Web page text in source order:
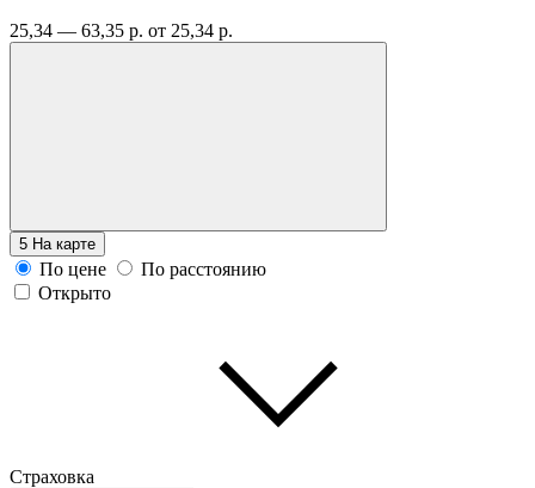
25,34 — 63,35 р. от 25,34 р.
5 На карте
По цене
По расстоянию
Открыто
Страховка